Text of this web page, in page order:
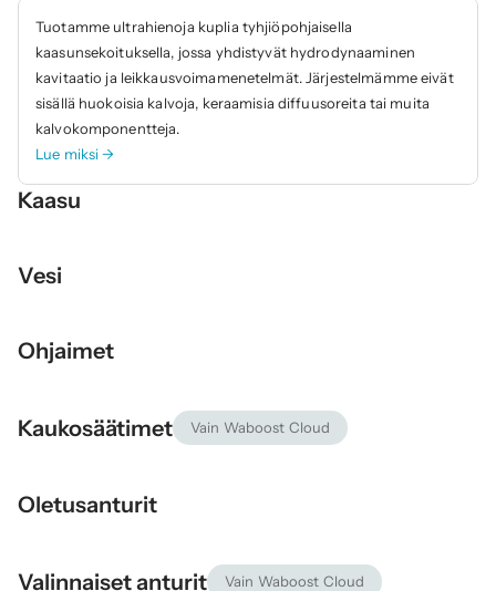
Tuotamme ultrahienoja kuplia tyhjiöpohjaisella
kaasunsekoituksella, jossa yhdistyvät hydrodynaaminen
kavitaatio ja leikkausvoimamenetelmät. Järjestelmämme eivät
sisällä huokoisia kalvoja, keraamisia diffuusoreita tai muita
kalvokomponentteja.
Lue miksi →
Kaasu
Vesi
Ohjaimet
Kaukosäätimet Vain Waboost Cloud
Oletusanturit
Valinnaiset anturit Vain Waboost Cloud